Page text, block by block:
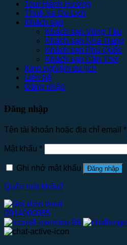
Tour Hành Hương
Thuê Xe Du Lịch
Khách sạn
Khách sạn Vũng Tàu
Khách sạn Nha Trang
Khách sạn Phú Quốc
Khách sạn Cần Thơ
Kinh nghiệm du lịch
Liên hệ
Đăng nhập
Đăng nhập
Tên tài khoản hoặc địa chỉ email *
Mật khẩu *
Ghi nhớ mật khẩu Đăng nhập
Quên mật khẩu?
0914000065